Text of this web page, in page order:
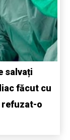
salvați
făcut cu
refuzat-o